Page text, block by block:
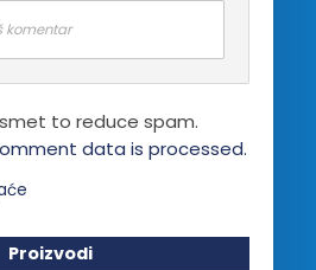
komentar
to reduce spam.
data is processed.
Proizvodi